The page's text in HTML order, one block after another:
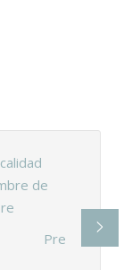
de
Pre